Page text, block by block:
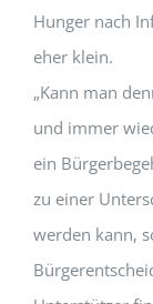
Hunger nach
eher klein.
„Kann man
und immer
ein
zu einer
werden kann,